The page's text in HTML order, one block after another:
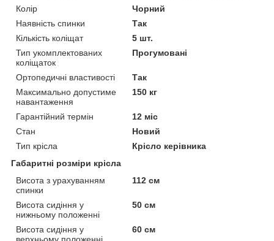
Колір
Чорний
Наявність спинки
Так
Кількість коліщат
5 шт.
Тип укомплектованих
коліщаток
Прогумовані
Ортопедичні властивості
Так
Максимально допустиме
навантаження
150 кг
Гарантійний термін
12 міс
Стан
Новий
Тип крісла
Крісло керівника
Габаритні розміри крісла
Висота з урахуванням
спинки
112 см
Висота сидіння у
нижньому положенні
50 см
Висота сидіння у
верхньому положенні
60 см